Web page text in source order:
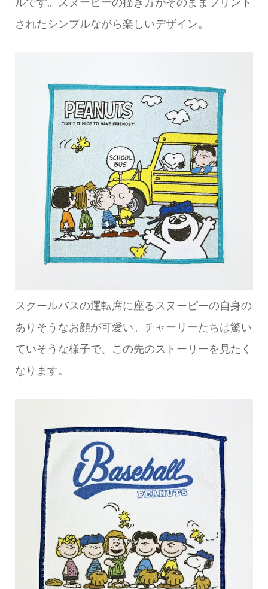
されたシンプルながら楽しいデザイン。
スクールバスの運転席に座るスヌーピーの自身の
ありそうなお顔が可愛い。チャーリーたちは驚い
ていそうな様子で、この先のストーリーを見たく
なります。